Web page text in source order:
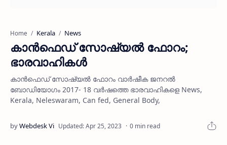
Home Kerala News
കാന്‍ഫെഡ് സോഷ്യല്‍ ഫോറം;
ഭാരവാഹികള്‍
കാന്‍ഫെഡ് സോഷ്യല്‍ ഫോറം വാര്‍ഷീക ജനറല്‍
ബോഡിയോഗം 2017- 18 വര്‍ഷത്തെ ഭാരവാഹികളെ News,
Kerala, Neleswaram, Can fed, General Body,
0 min read